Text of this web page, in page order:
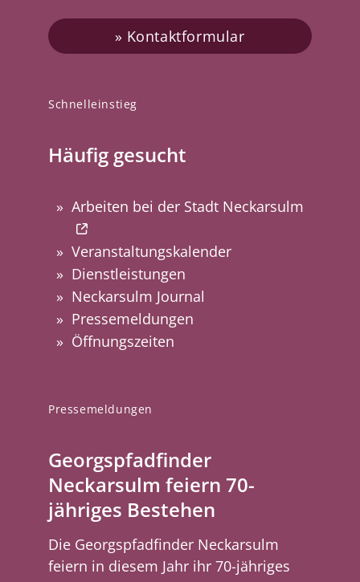
Pressemeldungen
Georgspfadfinder
Neckarsulm feiern 70-
jähriges Bestehen
Die Georgspfadfinder Neckarsulm
feiern in diesem Jahr ihr 70-jähriges
Schnelleinstieg
Häufig gesucht
Arbeiten bei der Stadt Neckarsulm
Veranstaltungskalender
Dienstleistungen
Neckarsulm Journal
Pressemeldungen
Öffnungszeiten
Kontaktformular